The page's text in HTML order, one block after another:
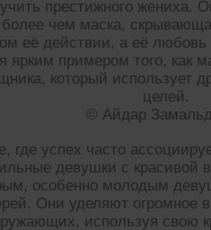
престижного жениха.
чем маска,
её действии, а её
ярким примером того, как
который использует
целей.
© Айдар
где успех часто
девушки с
особенно молодым
Они уделяют огромное
используя свою